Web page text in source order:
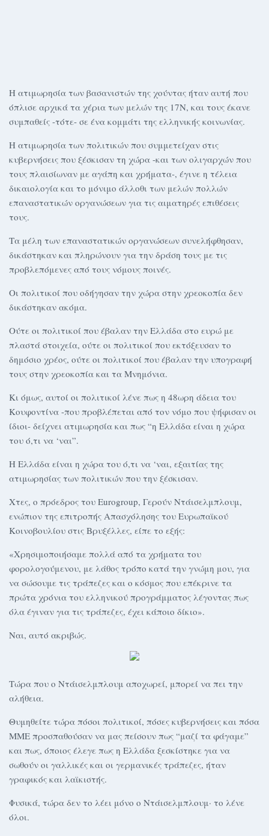
Η ατιμωρησία των βασανιστών της χούντας ήταν αυτή που
όπλισε αρχικά τα χέρια των μελών της 17Ν, και τους έκανε
συμπαθείς -τότε- σε ένα κομμάτι της ελληνικής κοινωνίας.
Η ατιμωρησία των πολιτικών που συμμετείχαν στις
κυβερνήσεις που ξέσκισαν τη χώρα -και των ολιγαρχών που
τους πλαισίωναν με αγάπη και χρήματα-, έγινε η τέλεια
δικαιολογία και το μόνιμο άλλοθι των μελών πολλών
επαναστατικών οργανώσεων για τις αιματηρές επιθέσεις
τους.
Τα μέλη των επαναστατικών οργανώσεων συνελήφθησαν,
δικάστηκαν και πληρώνουν για την δράση τους με τις
προβλεπόμενες από τους νόμους ποινές.
Οι πολιτικοί που οδήγησαν την χώρα στην χρεοκοπία δεν
δικάστηκαν ακόμα.
Ούτε οι πολιτικοί που έβαλαν την Ελλάδα στο ευρώ με
πλαστά στοιχεία, ούτε οι πολιτικοί που εκτόξευσαν το
δημόσιο χρέος, ούτε οι πολιτικοί που έβαλαν την υπογραφή
τους στην χρεοκοπία και τα Μνημόνια.
Κι όμως, αυτοί οι πολιτικοί λένε πως η 48ωρη άδεια του
Κουφοντίνα -που προβλέπεται από τον νόμο που ψήφισαν οι
ίδιοι- δείχνει ατιμωρησία και πως “η Ελλάδα είναι η χώρα
του ό,τι να ‘ναι”.
Η Ελλάδα είναι η χώρα του ό,τι να ‘ναι, εξαιτίας της
ατιμωρησίας των πολιτικών που την ξέσκισαν.
Χτες, ο πρόεδρος του Eurogroup, Γερούν Ντάισελμπλουμ,
ενώπιον της επιτροπής Απασχόλησης του Ευρωπαϊκού
Κοινοβουλίου στις Βρυξέλλες, είπε το εξής:
«Χρησιμοποιήσαμε πολλά από τα χρήματα του
φορολογούμενου, με λάθος τρόπο κατά την γνώμη μου, για
να σώσουμε τις τράπεζες και ο κόσμος που επέκρινε τα
πρώτα χρόνια του ελληνικού προγράμματος λέγοντας πως
όλα έγιναν για τις τράπεζες, έχει κάποιο δίκιο».
Ναι, αυτό ακριβώς.
Τώρα που ο Ντάισελμπλουμ αποχωρεί, μπορεί να πει την
αλήθεια.
Θυμηθείτε τώρα πόσοι πολιτικοί, πόσες κυβερνήσεις και πόσα
ΜΜΕ προσπαθούσαν να μας πείσουν πως “μαζί τα φάγαμε”
και πως, όποιος έλεγε πως η Ελλάδα ξεσκίστηκε για να
σωθούν οι γαλλικές και οι γερμανικές τράπεζες, ήταν
γραφικός και λαϊκιστής.
Φυσικά, τώρα δεν το λέει μόνο ο Ντάισελμπλουμ· το λένε
όλοι.